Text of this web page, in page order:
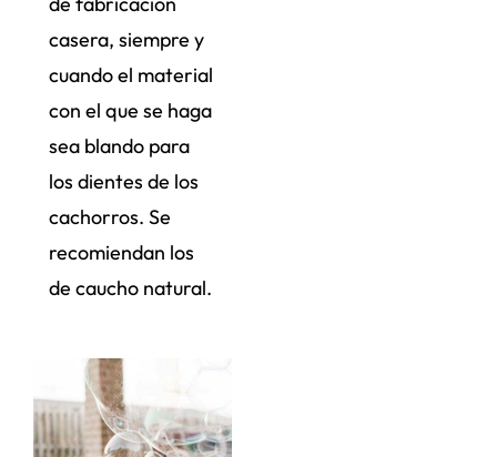
casera, siempre y
cuando el material
con el que se haga
sea blando para
los dientes de los
cachorros. Se
recomiendan los
de caucho natural.